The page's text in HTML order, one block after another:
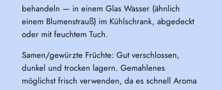
behandeln — in einem Glas Wasser (ähnlich
einem Blumenstrauß) im Kühlschrank, abgedeckt
oder mit feuchtem Tuch.
Samen/gewürzte Früchte: Gut verschlossen,
dunkel und trocken lagern. Gemahlenes
möglichst frisch verwenden, da es schnell Aroma